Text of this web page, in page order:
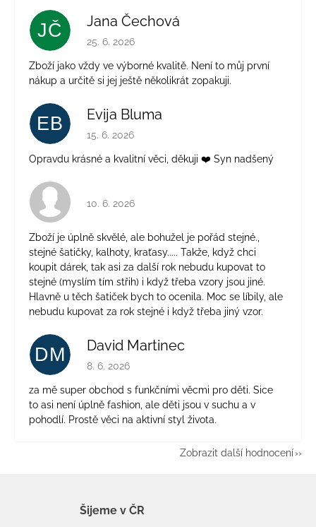
JČ Jana Čechová
Hodnocení obchodu je 5 z 5 hvězdiček.
25. 6. 2026
Zboží jako vždy ve výborné kvalitě. Není to můj první
nákup a určitě si jej ještě několikrát zopakuji.
EB Evija Bluma
Hodnocení obchodu je 5 z 5 hvězdiček.
15. 6. 2026
Opravdu krásné a kvalitní věci, děkuji ❤️ Syn nadšený
Hodnocení obchodu je 4 z 5 hvězdiček.
10. 6. 2026
Zboží je úplně skvělé, ale bohužel je pořád stejné.,
stejné šatičky, kalhoty, kraťasy..... Takže, když chci
koupit dárek, tak asi za další rok nebudu kupovat to
stejné (myslím tím střih) i když třeba vzory jsou jiné.
Hlavně u těch šatiček bych to ocenila. Moc se líbily, ale
nebudu kupovat za rok stejné i když třeba jiný vzor.
DM David Martinec
Hodnocení obchodu je 5 z 5 hvězdiček.
8. 6. 2026
za mě super obchod s funkčními věcmi pro děti. Sice
to asi není úplně fashion, ale děti jsou v suchu a v
pohodlí. Prostě věci na aktivní styl života.
Zobrazit další hodnocení
Šijeme v ČR